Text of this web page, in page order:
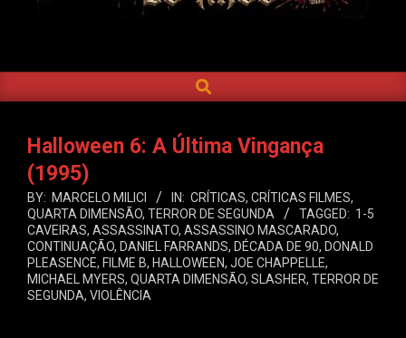
DO
INFERNO
Navigation
SEARCH
Halloween 6: A Última Vingança
(1995)
BY: MARCELO MILICI IN: CRÍTICAS, CRÍTICAS FILMES,
QUARTA DIMENSÃO, TERROR DE SEGUNDA TAGGED: 1-5
CAVEIRAS, ASSASSINATO, ASSASSINO MASCARADO,
CONTINUAÇÃO, DANIEL FARRANDS, DÉCADA DE 90, DONALD
PLEASENCE, FILME B, HALLOWEEN, JOE CHAPPELLE,
MICHAEL MYERS, QUARTA DIMENSÃO, SLASHER, TERROR DE
SEGUNDA, VIOLÊNCIA